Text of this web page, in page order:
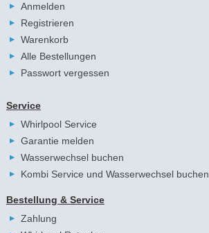
Anmelden
Registrieren
Warenkorb
Alle Bestellungen
Passwort vergessen
Service
Whirlpool Service
Garantie melden
Wasserwechsel buchen
Kombi Service und Wasserwechsel buchen
Bestellung & Service
Zahlung